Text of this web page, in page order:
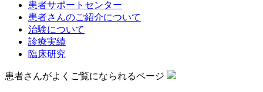
患者サポートセンター
患者さんのご紹介について
治験について
診療実績
臨床研究
患者さんがよくご覧になられるページ